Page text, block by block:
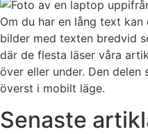
Om du har en lång text
bilder med texten bredvid
där de flesta läser våra
över eller under. Den
överst i mobilt läge.
Senaste